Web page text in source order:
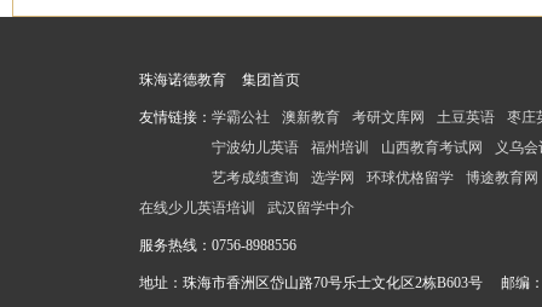
珠海诺德教育 集团首页
友情链接： 学霸公社 澳新教育 考研文库网 土豆英语
枣庄
宁波幼儿英语
福州培训 山西教育考试网
义乌
艺考成绩查询
选学网 环球优格留学
博途教育网
在线少儿英语培训
武汉留学中介
服务热线： 0756-8988556
地址：珠海市香洲区岱山路70号乐士文化区2栋B603号 邮编